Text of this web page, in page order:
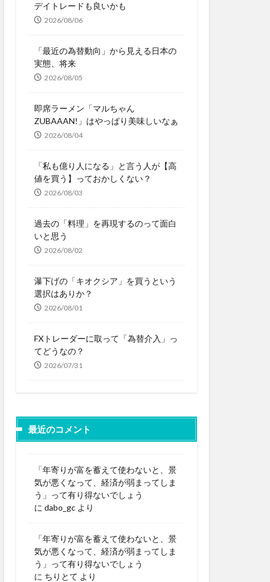
デイトレードも良いかも
2026/08/06
「最近の為替動向」から見える日本の
実態、将来
2026/08/05
即席ラーメン「マルちゃん
ZUBAAAN!」はやっぱり美味しいなぁ
2026/08/04
「私も億り人になる」と言う人が【高
値を買う】っておかしくない？
2026/08/03
過去の「料理」を再現するのって面白
いと思う
2026/08/02
瀑下げの「キオクシア」を買うという
選択はありか？
2026/08/01
FXトレーダーに取って「為替介入」っ
てどうなの？
2026/07/31
最近のコメント
「年寄りが富を蓄えて使わないと、景
気が悪くなって、経済が弱まってしま
う」って有り得ないでしょう
に dabo_gc より
「年寄りが富を蓄えて使わないと、景
気が悪くなって、経済が弱まってしま
う」って有り得ないでしょう
に ちりとて より